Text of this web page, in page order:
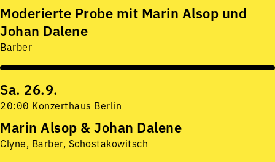
Moderierte Probe mit Marin Alsop und
Johan Dalene
Barber
Sa. 26.9.
20:00 Konzerthaus Berlin
Marin Alsop & Johan Dalene
Clyne, Barber, Schostakowitsch